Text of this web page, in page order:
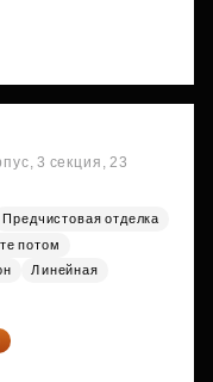
3 секция, 23
Предчистовая отделка
потом
Линейная